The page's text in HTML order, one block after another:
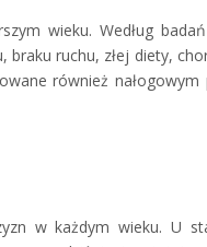
wieku. Według
ruchu, złej diety,
również
w każdym wieku. U